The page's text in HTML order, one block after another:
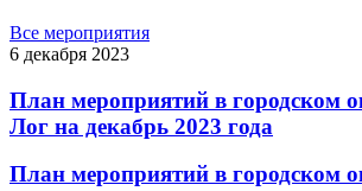
Все мероприятия
6 декабря 2023
План мероприятий в городском
Лог на декабрь 2023 года
План мероприятий в городском